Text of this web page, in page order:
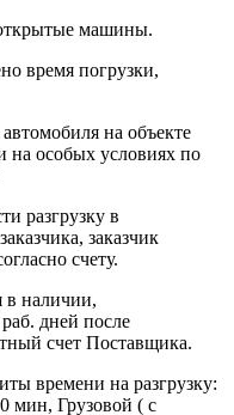
машины.
время погрузки,
на объекте
на особых условиях по
разгрузку в
заказчик
счету.
в наличии,
дней после
счет Поставщика.
времени на разгрузку:
Грузовой ( с